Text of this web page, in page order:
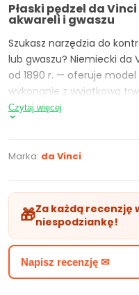
Płaski pędzel da
akwareli i gwaszu
Szukasz narzędzia do
lub gwaszu? Niemiecki
od 1890 r. — oferuje model
wykonanie z wyjątkową
włosia.
Materiał:
hobbystyczne
Wykończenie:
transparentna rączka
Dzięki sprężystości
kontrolę nad detalem oraz
Czytaj więcej
Marka: da Vinci
🎁Za każdą recenzję
niespodziankę!
Napisz recenzję ✉